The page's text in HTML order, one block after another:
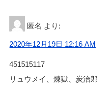
匿名 より:
2020年12月19日 12:16 AM
451515117
リュウメイ、煉獄、炭治郎